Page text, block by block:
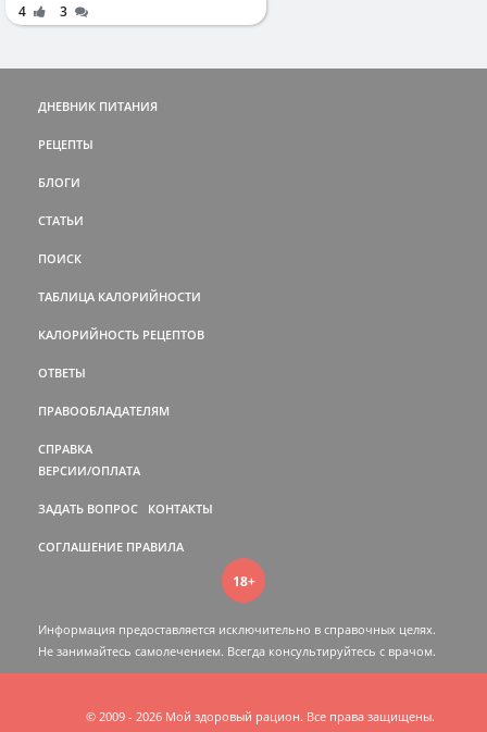
4 3
ДНЕВНИК ПИТАНИЯ
РЕЦЕПТЫ
БЛОГИ
СТАТЬИ
ПОИСК
ТАБЛИЦА КАЛОРИЙНОСТИ
КАЛОРИЙНОСТЬ РЕЦЕПТОВ
ОТВЕТЫ
ПРАВООБЛАДАТЕЛЯМ
СПРАВКА
ВЕРСИИ/ОПЛАТА
ЗАДАТЬ ВОПРОС КОНТАКТЫ
СОГЛАШЕНИЕ ПРАВИЛА
18+
Информация предоставляется исключительно в справочных целях.
Не занимайтесь самолечением. Всегда консультируйтесь c врачом.
© 2009 - 2026 Мой здоровый рацион. Все права защищены.